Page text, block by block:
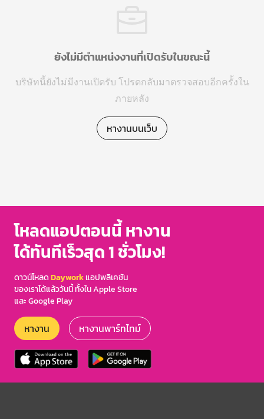
ยังไม่มีตำแหน่งงานที่เปิดรับในขณะนี้
บริษัทนี้ยังไม่มีงานเปิดรับ โปรดกลับมาตรวจสอบอีกครั้งใน
ภายหลัง
หางานบนเว็บ
โหลดแอปตอนนี้ หางาน
ได้ทันทีเร็วสุด 1 ชั่วโมง!
ดาวน์โหลดDayworkแอปพลิเคชัน
ของเราได้แล้ววันนี้ ทั้งใน Apple Store
และ Google Play
หางาน หางานพาร์ทไทม์